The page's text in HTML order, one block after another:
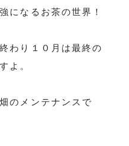
になるお茶の世界！
わり１０月は最終の
よ。
のメンテナンスで